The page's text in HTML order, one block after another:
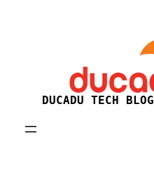
DUCADU TECH BLOG